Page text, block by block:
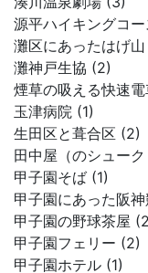
源平ハイキングコー
灘区にあったはげ
灘神戸生協 (2)
煙草の吸える快速電
玉津病院 (1)
生田区と葺合区 (2)
田中屋（のシュー
甲子園そば (1)
甲子園にあった阪
甲子園の野球茶屋
甲子園フェリー (2)
甲子園ホテル (1)